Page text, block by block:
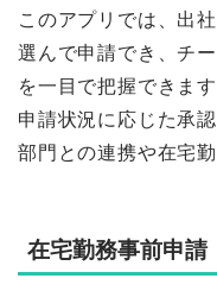
このアプリでは、出
選んで申請でき、チ
を一目で把握できます
申請状況に応じた承
部門との連携や在宅
在宅勤務事前申請